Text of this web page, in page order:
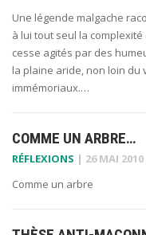
Une légende malgache
à lui tout seul la
cesse agités par des
la plaine aride, non loin du
immémoriaux.…
COMME UN ARBRE…
RÉFLEXIONS | 26 MAI 2010
Comme un arbre